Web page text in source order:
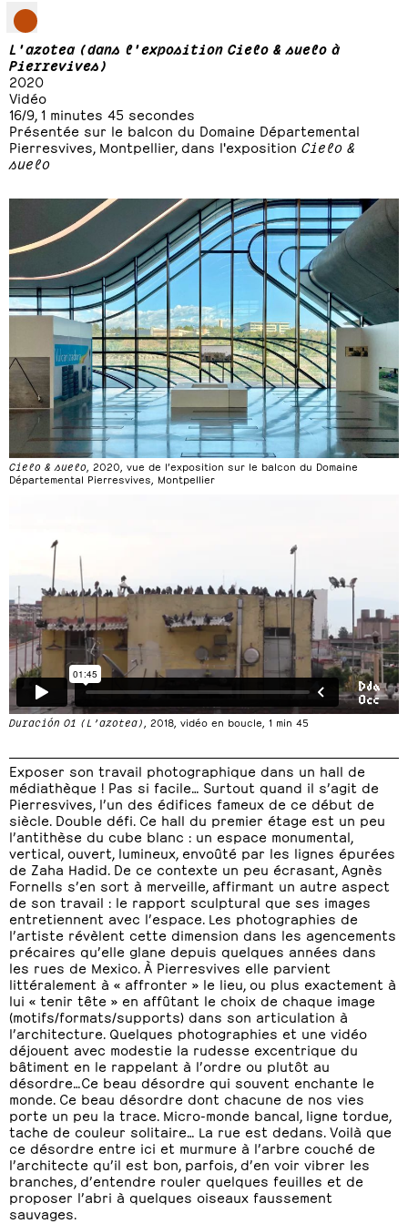
L'azotea (dans l'exposition Cielo & suelo à
Pierrevives)
2020
Vidéo
16/9, 1 minutes 45 secondes
Présentée sur le balcon du Domaine Départemental
Pierresvives, Montpellier, dans l'exposition Cielo &
suelo
Exposer son travail photographique dans un hall de
médiathèque ! Pas si facile… Surtout quand il s’agit de
Pierresvives, l’un des édifices fameux de ce début de
siècle. Double défi. Ce hall du premier étage est un peu
l’antithèse du cube blanc : un espace monumental,
vertical, ouvert, lumineux, envoûté par les lignes épurées
de Zaha Hadid. De ce contexte un peu écrasant, Agnès
Fornells s’en sort à merveille, affirmant un autre aspect
de son travail : le rapport sculptural que ses images
entretiennent avec l’espace. Les photographies de
l’artiste révèlent cette dimension dans les agencements
précaires qu’elle glane depuis quelques années dans
les rues de Mexico. À Pierresvives elle parvient
littéralement à « affronter » le lieu, ou plus exactement à
lui « tenir tête » en affûtant le choix de chaque image
(motifs/formats/supports) dans son articulation à
l’architecture. Quelques photographies et une vidéo
déjouent avec modestie la rudesse excentrique du
bâtiment en le rappelant à l’ordre ou plutôt au
désordre…Ce beau désordre qui souvent enchante le
monde. Ce beau désordre dont chacune de nos vies
porte un peu la trace. Micro-monde bancal, ligne tordue,
tache de couleur solitaire… La rue est dedans. Voilà que
ce désordre entre ici et murmure à l’arbre couché de
l’architecte qu’il est bon, parfois, d’en voir vibrer les
branches, d’entendre rouler quelques feuilles et de
proposer l’abri à quelques oiseaux faussement
sauvages.
Cielo & suelo, 2020, vue de l’exposition sur le balcon du Domaine
Départemental Pierresvives, Montpellier
Duración 01 (L’azotea) , 2018, vidéo en boucle, 1 min 45